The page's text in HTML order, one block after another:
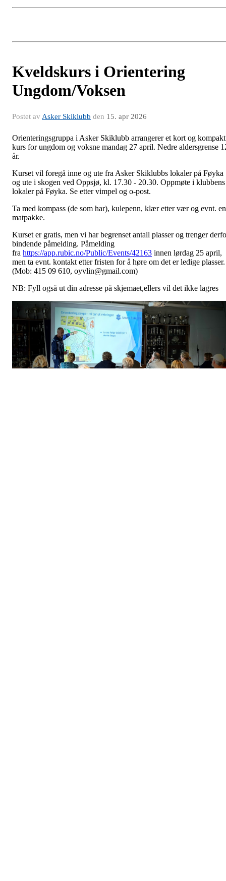
Kveldskurs i Orientering
Ungdom/Voksen
Postet av Asker Skiklubb den 15. apr 2026
Orienteringsgruppa i Asker Skiklubb arrangerer et kort og kompakt
kurs for ungdom og voksne mandag 27 april. Nedre aldersgrense
år.
Kurset vil foregå inne og ute fra Asker Skiklubbs lokaler på Føyka
og ute i skogen ved Oppsjø, kl. 17.30 - 20.30. Oppmøte i klubbens
lokaler på Føyka. Se etter vimpel og o-post.
Ta med kompass (de som har), kulepenn, klær etter vær og evnt. en
matpakke.
Kurset er gratis, men vi har begrenset antall plasser og trenger
bindende påmelding. Påmelding
fra https://app.rubic.no/Public/Events/42163 innen lørdag 25 april,
men ta evnt. kontakt etter fristen for å høre om det er ledige plasser.
(Mob: 415 09 610, oyvlin@gmail.com)
NB: Fyll også ut din adresse på skjemaet,ellers vil det ikke lagres